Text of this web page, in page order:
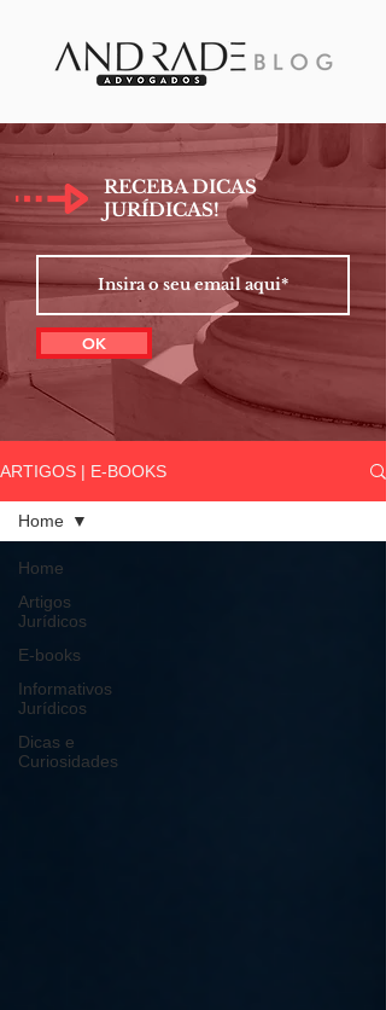
RECEBA DICAS
JURÍDICAS!
OK
ARTIGOS | E-BOOKS
Home
Artigos
Jurídicos
E-books
Informativos
Jurídicos
Dicas e
Curiosidades
Home